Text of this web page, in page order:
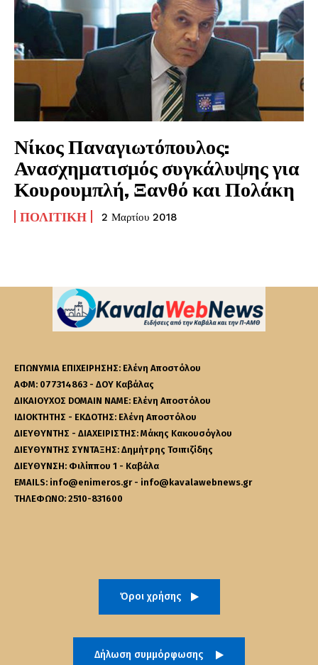
Νίκος Παναγιωτόπουλος:
Ανασχηματισμός συγκάλυψης για
Κουρουμπλή, Ξανθό και Πολάκη
ΠΟΛΙΤΙΚΉ 2 Μαρτίου 2018
ΕΠΩΝΥΜΙΑ ΕΠΙΧΕΙΡΗΣΗΣ: Ελένη Αποστόλου
ΑΦΜ: 077314863 - ΔΟΥ Καβάλας
ΔΙΚΑΙΟΥΧΟΣ DOMAIN NAME: Ελένη Αποστόλου
ΙΔΙΟΚΤΗΤΗΣ - ΕΚΔΟΤΗΣ: Ελένη Αποστόλου
ΔΙΕΥΘΥΝΤΗΣ - ΔΙΑΧΕΙΡΙΣΤΗΣ: Μάκης Κακουσόγλου
ΔΙΕΥΘΥΝΤΗΣ ΣΥΝΤΑΞΗΣ: Δημήτρης Τσιπιζίδης
ΔΙΕΥΘΥΝΣΗ: Φιλίππου 1 - Καβάλα
EMAILS: info@enimeros.gr - info@kavalawebnews.gr
ΤΗΛΕΦΩΝΟ: 2510-831600
Όροι χρήσης
Δήλωση συμμόρφωσης